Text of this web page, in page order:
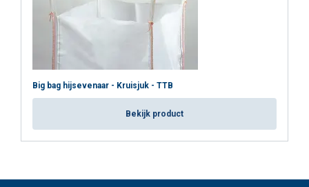
Big bag hijsevenaar - Kruisjuk - TTB
Bekijk product